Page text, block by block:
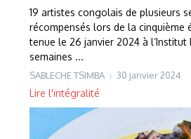
19 artistes congolais de plusieurs
récompensés lors de la cinquième
tenue le 26 janvier 2024 à l’Institut
semaines ...
SABLECHE TSIMBA 30 janvier 2024
Lire l'intégralité